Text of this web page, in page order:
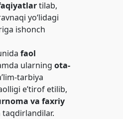
tilab,
yo‘lidagi
ishonch
faol
ularningota-
tarbiya
e’tirof etilib,
va faxriy
taqdirlandilar.